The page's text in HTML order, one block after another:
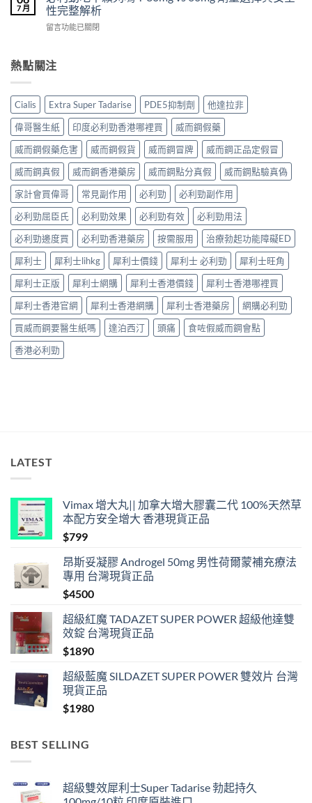
果
怎
麼
作
嗎？〉
中
買？
齡
不
福
的
終
點〉
中
西
汀
Dapoxetine）
用
析：
常
見
反
應、
發
生
率〉
中
士
（Cialis
犀
他
非）
起
效
與
藥
效
持
續
完
整
指
南：
30
分
見
效、
最
長
36
小
時、
正
購
7 月
性完整解析
在
勁
吃
顆
夠
嗎？
30mg
vs
60mg
劑
量
選
擇
與
安
全
性
整
解
析〉
中
留言功能已關閉
熱點關注
Cialis Extra Super Tadarise PDE5抑制劑
他達拉非
偉哥醫生紙
印度必利勁香港哪裡買
威而鋼假藥
威而鋼假藥危害
威而鋼假貨 威而鋼冒牌
威而鋼正品定假冒
威而鋼真假
威而鋼香港藥房 威而鋼點分真假
威而鋼點驗真偽
家計會買偉哥
常見副作用 必利勁
必利勁副作用
必利勁屈臣氏
必利勁效果 必利勁有效
必利勁用法
必利勁邊度買
必利勁香港藥房 按需服用
治療勃起功能障礙ED
犀利士
犀利士lihkg 犀利士價錢 犀利士 必利勁
犀利士旺角
犀利士正版
犀利士網購 犀利士香港價錢
犀利士香港哪裡買
犀利士香港官網
犀利士香港網購 犀利士香港藥房
網購必利勁
買威而鋼要醫生紙嗎
達泊西汀 頭痛
食咗假威而鋼會點
香港必利勁
LATEST
Vimax 增大丸|| 加拿大增大膠囊二代 100%天然草
本配方安全增大 香港現貨正品
$799
昂斯妥凝膠 Androgel 50mg 男性荷爾蒙補充療法
專用 台灣現貨正品
$4500
超級紅魔 TADAZET SUPER POWER 超級他達雙
效錠 台灣現貨正品
$1890
超級藍魔 SILDAZET SUPER POWER 雙效片 台灣
現貨正品
$1980
BEST SELLING
超級雙效犀利士Super Tadarise 勃起持久